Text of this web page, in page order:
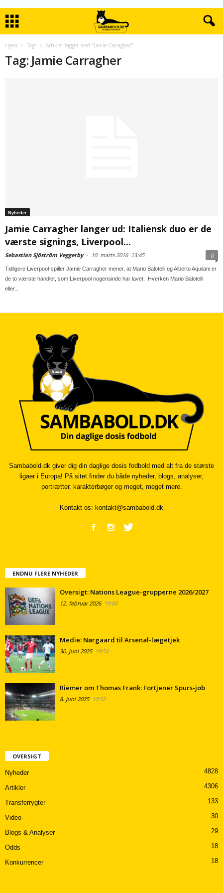
Hjem Tags Artikler tagget med "Jamie Carragher"
Tag: Jamie Carragher
Nyheder
Jamie Carragher langer ud: Italiensk duo er de
værste signings, Liverpool...
Sebastian Sjöström Veggerby - 10. marts 201613:45 0
Tidligere Liverpool-spiller Jamie Carragher mener, at Mario Balotelli og Alberto Aquilani er
de to værste handler, som Liverpool nogensinde har lavet. Hverken Mario Balotelli
eller...
Sambabold.dk giver dig din daglige dosis fodbold med alt fra de største
ligaer i Europa! På sitet finder du både nyheder, blogs, analyser,
portrætter, karakterbøger og meget, meget mere.
Kontakt os: kontakt@sambabold.dk
ENDNU FLERE NYHEDER
Oversigt: Nations League-grupperne 2026/2027
12. februar 202619:00
Medie: Nørgaard til Arsenal-lægetjek
30. juni 202519:54
Riemer om Thomas Frank: Fortjener Spurs-job
8. juni 202510:52
OVERSIGT
Nyheder 4828
Artikler 4306
Transferrygter 133
Video 30
Blogs & Analyser 29
Odds 18
Konkurrencer 18